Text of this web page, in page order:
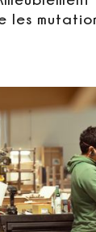
les